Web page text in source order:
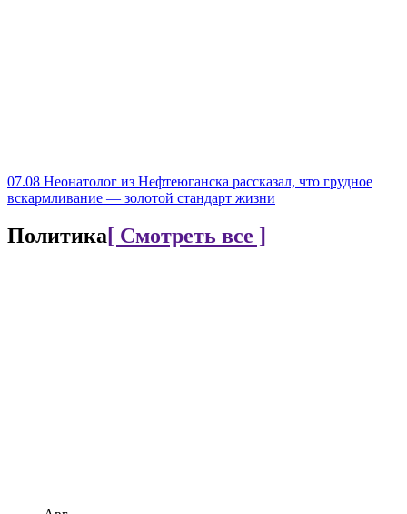
07.08 Неонатолог из Нефтеюганска рассказал, что грудное
вскармливание — золотой стандарт жизни
Политика[ Смотреть все ]